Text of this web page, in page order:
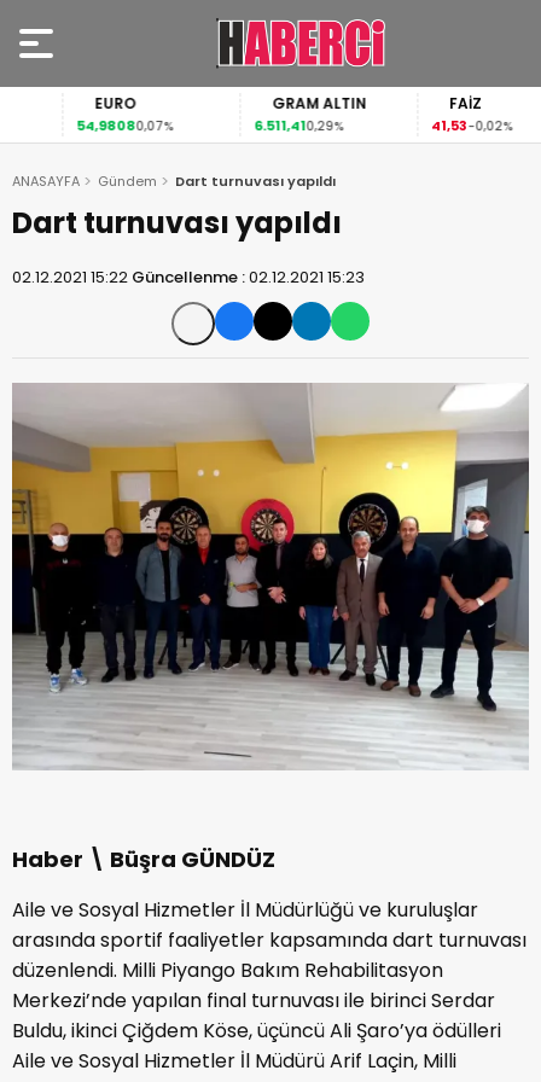
EURO
54,98080,07%
GRAM ALTIN
6.511,410,29%
FAİZ
41,53-0,02%
ANASAYFA Gündem Dart turnuvası yapıldı
Dart turnuvası yapıldı
02.12.2021 15:22 Güncellenme :02.12.2021 15:23
Haber \ Büşra GÜNDÜZ
Aile ve Sosyal Hizmetler İl Müdürlüğü ve kuruluşlar
arasında sportif faaliyetler kapsamında dart turnuvası
düzenlendi. Milli Piyango Bakım Rehabilitasyon
Merkezi’nde yapılan final turnuvası ile birinci Serdar
Buldu, ikinci Çiğdem Köse, üçüncü Ali Şaro’ya ödülleri
Aile ve Sosyal Hizmetler İl Müdürü Arif Laçin, Milli